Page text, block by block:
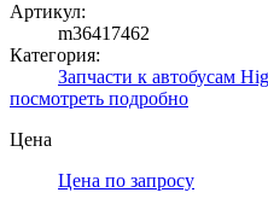
Артикул:
m36417462
Категория:
Запчасти к автобусам
посмотреть подробно
Цена
Цена по запросу